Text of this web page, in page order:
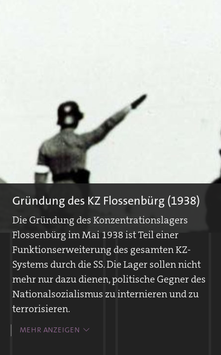
Gründung des KZ Flossenbürg (1938)
Die Gründung des Konzentrationslagers
Flossenbürg im Mai 1938 ist Teil einer
Funktionserweiterung des gesamten KZ-
Systems durch die SS. Die Lager sollen nicht
mehr nur dazu dienen, politische Gegner des
Nationalsozialismus zu internieren und zu
terrorisieren.
Die SS will nun auch wirtschaftlichen Profit
MEHR ANZEIGEN